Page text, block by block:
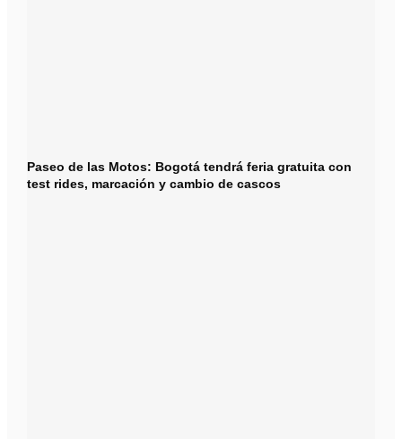
Paseo de las Motos: Bogotá tendrá feria gratuita con
test rides, marcación y cambio de cascos